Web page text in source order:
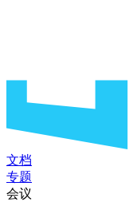
文档
专题
会议